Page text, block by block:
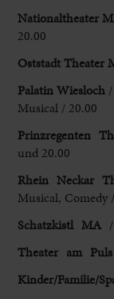
Nationaltheater
20.00
Oststadt Theater
Palatin Wiesloch
Musical / 20.00
Prinzregenten
und 20.00
Rhein Neckar
Musical, Comedy
Schatzkistl MA
Theater am
Kinder/Familie/